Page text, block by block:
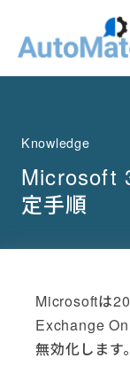
Knowledge
Microsoft
定手順
Microsoftは
Exchange
無効化します。